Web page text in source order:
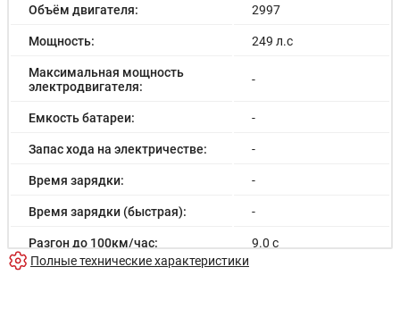
Объём двигателя: 2997
Мощность: 249 л.с
Максимальная мощность
электродвигателя:
-
Емкость батареи: -
Запас хода на электричестве: -
Время зарядки: -
Время зарядки (быстрая): -
Разгон до 100км/час: 9.0 с
Полные технические характеристики